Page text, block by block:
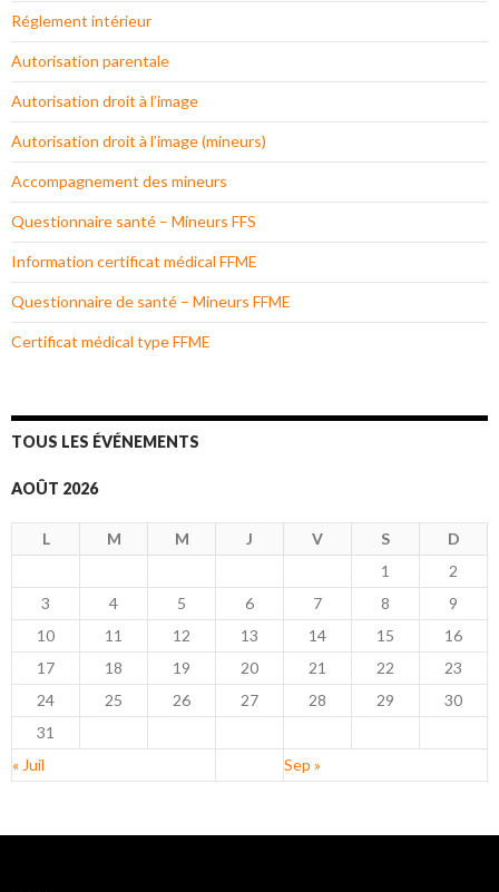
Réglement intérieur
Autorisation parentale
Autorisation droit à l’image
Autorisation droit à l’image (mineurs)
Accompagnement des mineurs
Questionnaire santé – Mineurs FFS
Information certificat médical FFME
Questionnaire de santé – Mineurs FFME
Certificat médical type FFME
TOUS LES ÉVÉNEMENTS
AOÛT 2026
L M M J V S
D
1
2
3
4 5 6 7 8
9
10
11 12 13 14 15
16
17
18 19 20 21 22
23
24
25 26 27 28 29
30
31
« Juil
Sep »